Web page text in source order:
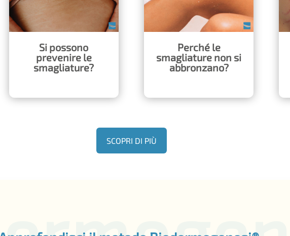
Si possono
prevenire le
smagliature?
Perché le
smagliature non si
abbronzano?
SCOPRI DI PIÙ